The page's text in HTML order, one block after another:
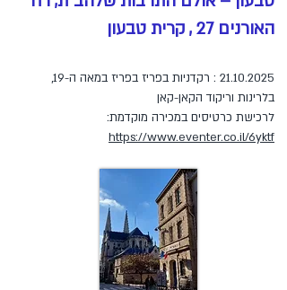
האורנים 27 , קרית טבעון
21.10.2025
: רקדניות בפריז בפריז במאה ה-19,
בלרינות וריקוד הקאן-קאן
לרכישת כרטיסים במכירה מוקדמת:
https://www.eventer.co.il/6yktf